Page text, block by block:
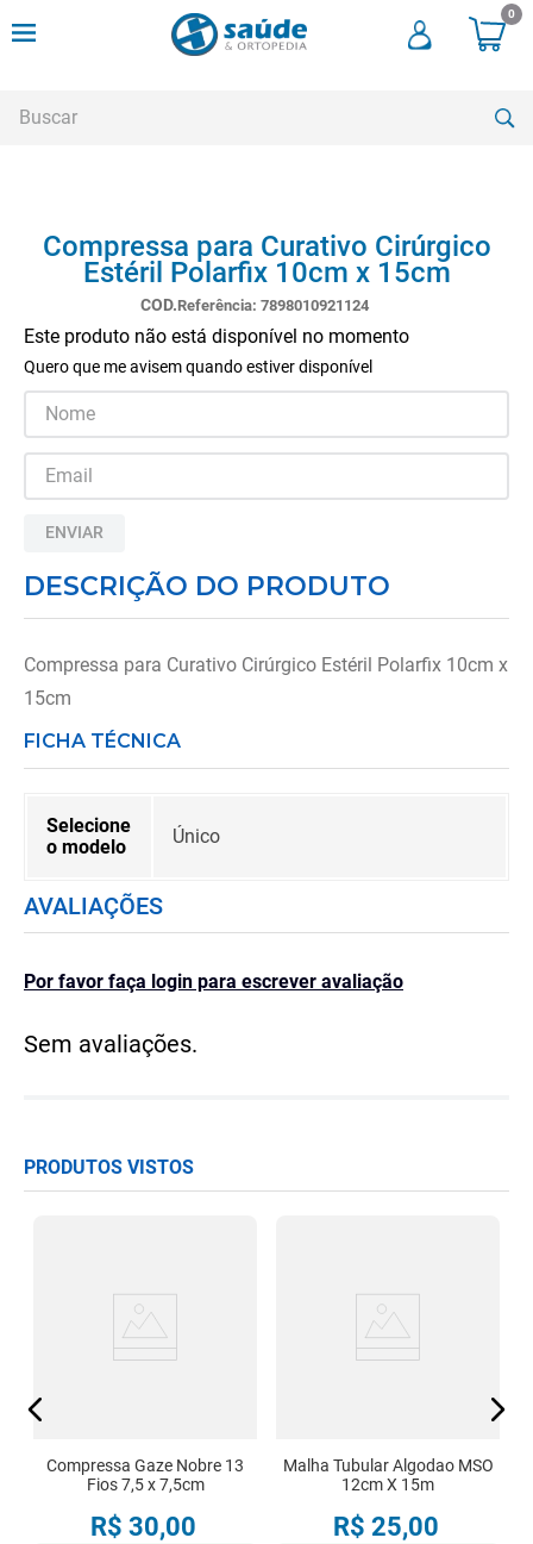
0
Compressa para Curativo Cirúrgico
Estéril Polarfix 10cm x 15cm
Referência: 7898010921124
Este produto não está disponível no momento
Quero que me avisem quando estiver disponível
ENVIAR
DESCRIÇÃO DO PRODUTO
Compressa para Curativo Cirúrgico Estéril Polarfix 10cm x
15cm
FICHA TÉCNICA
Selecione
o modelo
Único
AVALIAÇÕES
Por favor faça login para escrever avaliação
Sem avaliações.
PRODUTOS VISTOS
Compressa Gaze Nobre 13
Fios 7,5 x 7,5cm
R$ 30,00
Malha Tubular Algodao MSO
12cm X 15m
R$ 25,00
andadores
meia compressao
3º
cadeira rodas
4º
cadeira higienica
munique
6º
tipoia
7º
muleta
imobilizador joelho
9º
almofadas
10º ortese polegar punho